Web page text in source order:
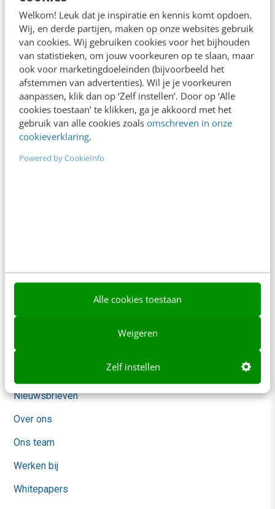
Welkom! Leuk dat je inspiratie en kennis komt opdoen.
Wij, en derde partijen, maken op onze websites gebruik
van cookies. Wij gebruiken cookies voor het bijhouden
van statistieken, om jouw voorkeuren op te slaan, maar
ook voor marketingdoeleinden (bijvoorbeeld het
afstemmen van advertenties). Wil je je voorkeuren
aanpassen, klik dan op ‘Zelf instellen’. Door op ‘Alle
cookies toestaan’ te klikken, ga je akkoord met het
gebruik van alle cookies zoals omschreven in onze
cookieverklaring.
Powered by CookieInfo
Alle cookies toestaan
Weigeren
Zelf instellen
De nieuwe SEO- & GEO-
spelregels
In 2,5 uur van Google-first naar AI-first: zo wordt je
content beter gevonden. Schrijf je in en bekijk
direct.
Meer weten
Meer contactopties
Adverteren
Nieuwsbrieven
Over ons
Ons team
Werken bij
Whitepapers